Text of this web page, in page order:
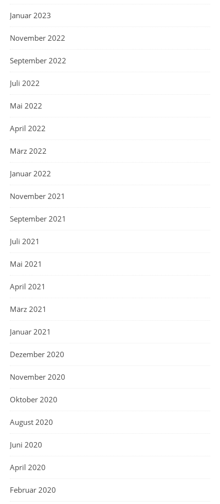
Januar 2023
November 2022
September 2022
Juli 2022
Mai 2022
April 2022
März 2022
Januar 2022
November 2021
September 2021
Juli 2021
Mai 2021
April 2021
März 2021
Januar 2021
Dezember 2020
November 2020
Oktober 2020
August 2020
Juni 2020
April 2020
Februar 2020